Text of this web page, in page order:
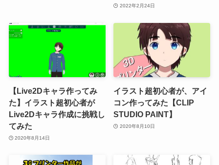
2022年2月24日
【Live2Dキャラ作ってみ
た】イラスト超初心者が
Live2Dキャラ作成に挑戦し
てみた
2020年8月14日
イラスト超初心者が、アイ
コン作ってみた【CLIP
STUDIO PAINT】
2020年8月10日